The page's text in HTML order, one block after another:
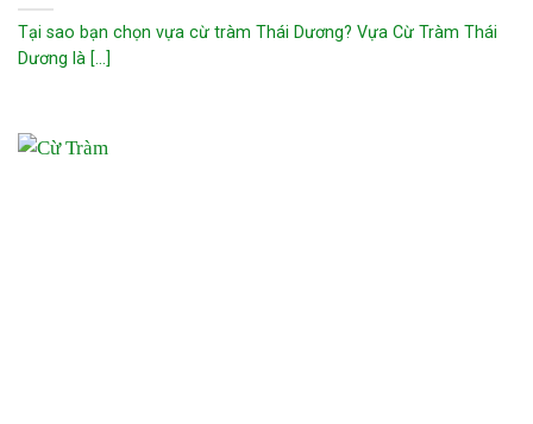
Tại sao bạn chọn vựa cừ tràm Thái Dương? Vựa Cừ Tràm Thái
Dương là [...]